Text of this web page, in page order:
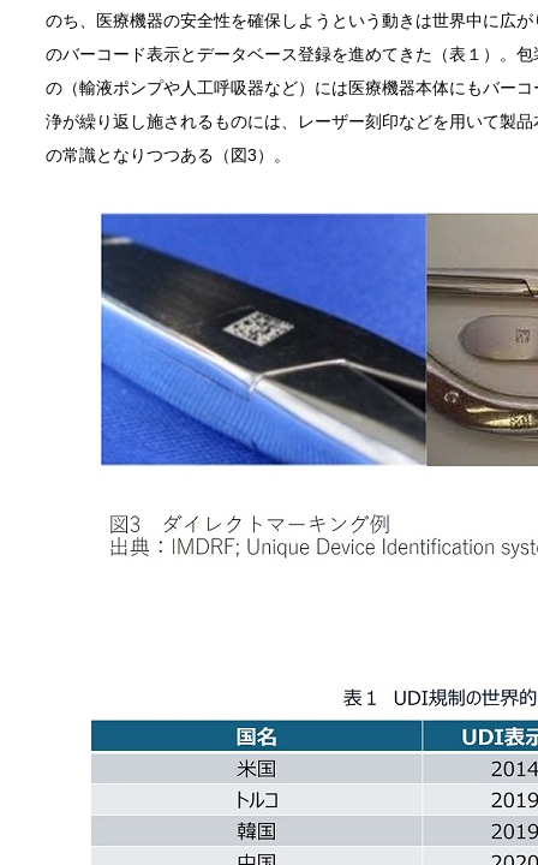
のち、医療機器の安全性を確保しようという動きは世界中に広
のバーコード表示とデータベース登録を進めてきた（表１）。
の（輸液ポンプや人工呼吸器など）には医療機器本体にもバー
浄が繰り返し施されるものには、レーザー刻印などを用いて製
の常識となりつつある（図3）。